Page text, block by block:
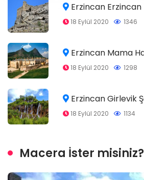
Erzincan
18 Eylül 2020 1346
Erzincan Mama
18 Eylül 2020 1298
Erzincan Girlevik
18 Eylül 2020 1134
Macera İster misiniz?